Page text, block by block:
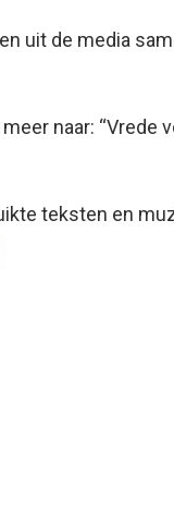
uit de media
naar: “Vrede
teksten en